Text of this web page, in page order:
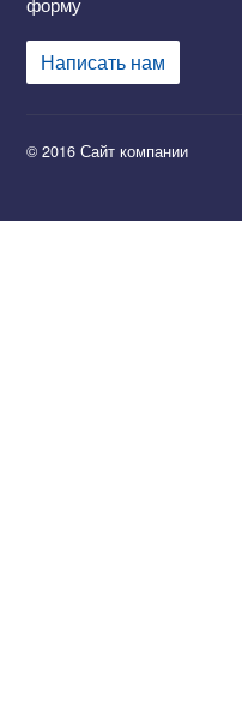
Написать нам
© 2016 Сайт компании